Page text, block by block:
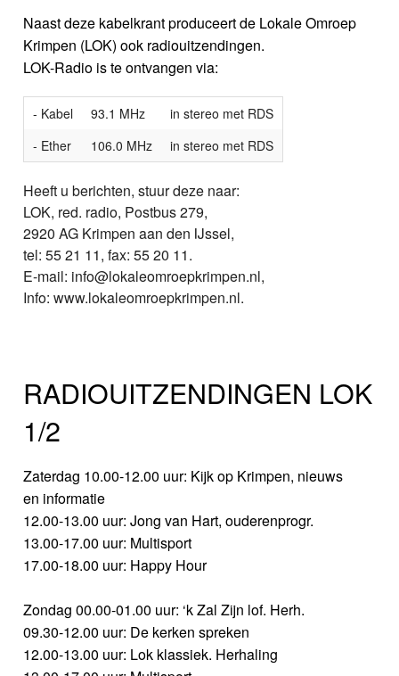
Naast deze kabelkrant produceert de Lokale Omroep
Krimpen (LOK) ook radiouitzendingen.
LOK-Radio is te ontvangen via:
- Kabel 93.1 MHz
in stereo met RDS
- Ether
106.0 MHz in stereo met RDS
Heeft u berichten, stuur deze naar:
LOK, red. radio, Postbus 279,
2920 AG Krimpen aan den IJssel,
tel: 55 21 11, fax: 55 20 11.
E-mail: info@lokaleomroepkrimpen.nl,
Info: www.lokaleomroepkrimpen.nl.
RADIOUITZENDINGEN LOK
1/2
Zaterdag 10.00-12.00 uur: Kijk op Krimpen, nieuws
en informatie
12.00-13.00 uur: Jong van Hart, ouderenprogr.
13.00-17.00 uur: Multisport
17.00-18.00 uur: Happy Hour
Zondag 00.00-01.00 uur: ‘k Zal Zijn lof. Herh.
09.30-12.00 uur: De kerken spreken
12.00-13.00 uur: Lok klassiek. Herhaling